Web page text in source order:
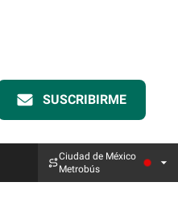
SUSCRIBIRME
Ciudad de México
Metrobús